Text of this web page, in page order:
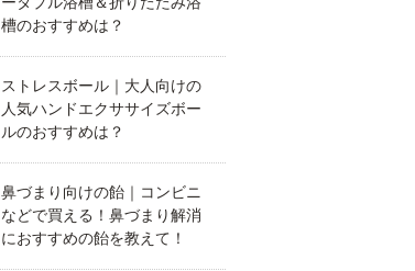
槽のおすすめは？
ストレスボール｜大人向けの
人気ハンドエクササイズボー
ルのおすすめは？
鼻づまり向けの飴｜コンビニ
などで買える！鼻づまり解消
におすすめの飴を教えて！